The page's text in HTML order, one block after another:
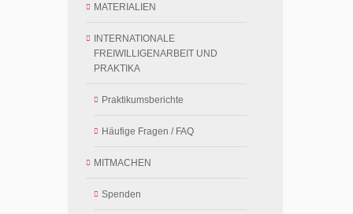
MATERIALIEN
INTERNATIONALE
FREIWILLIGENARBEIT UND
PRAKTIKA
Praktikumsberichte
Häufige Fragen / FAQ
MITMACHEN
Spenden